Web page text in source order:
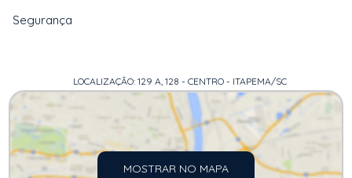
Segurança
LOCALIZAÇÃO: 129 A, 128 - CENTRO - ITAPEMA/SC
MOSTRAR NO MAPA